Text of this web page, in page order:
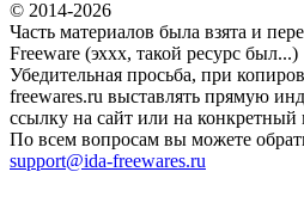
© 2014-2026
Часть материалов была взята и
Freeware (эххх, такой ресурс был...)
Убедительная просьба, при
freewares.ru выставлять прямую
ссылку на сайт или на конкретный
По всем вопросам вы можете
support@ida-freewares.ru